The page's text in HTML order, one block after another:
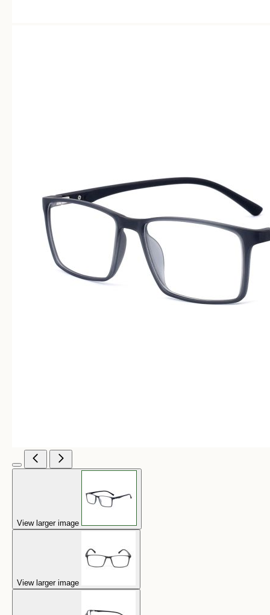
View larger image
View larger image